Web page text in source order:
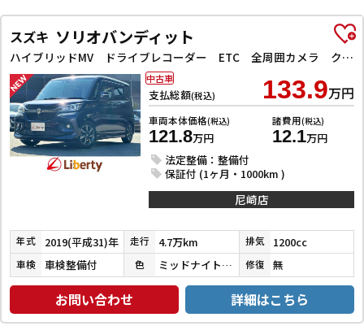
スズキ ソリオバンディット
ハイブリッドMV ドライブレコーダー ETC 全周囲カメラ クリアランスソナー オートクルーズコントロール レーンアシスト 衝突被害軽減システム 両側スライド・片側電動 LEDヘッドランプ スマートキー
支払総額(税込) 133.9万円
車両本体価格(税込)
121.8万円
諸費用(税込)
12.1万円
法定整備：整備付
保証付 (1ヶ月・1000km )
中古車
尼崎店
年式 2019(平成31)年 走行 4.7万km 排気 1200cc
車検 車検整備付 色 ミッドナイトバイオレットメタリック 修復 無
お問い合わせ 詳細はこちら